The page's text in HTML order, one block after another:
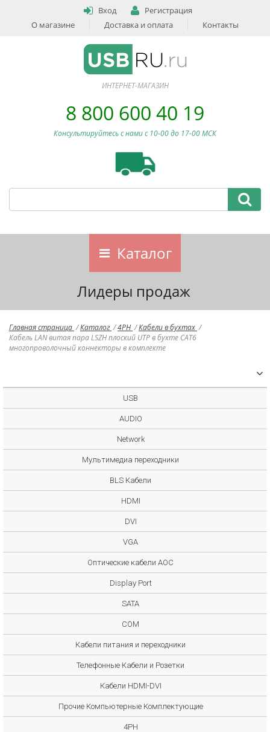
Вход
Регистрация
О магазине
Доставка и оплата Контакты
ИНТЕРНЕТ-МАГАЗИН
8 800 600 40 19
Консультируйтесь с нами c 10-00 до 17-00 МСК
Каталог
Лидеры продаж
Главная страница /Каталог /4PH /Кабели в бухтах /
Кабель LAN витая пара LSZH плоский UTP в бухте CAT6
многопроволочный коннекторы в комплекте
USB
AUDIO
Network
Мультимедиа переходники
BLS Кабели
HDMI
DVI
VGA
Оптические кабели AOC
Display Port
SATA
COM
Кабели питания и переходники
Телефонные Кабели и Розетки
Кабели HDMI-DVI
Прочие Компьютерные Комплектующие
4PH